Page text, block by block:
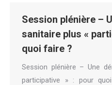
Session plénière –
sanitaire plus «
quoi faire ?
Session plénière – Une
participative » : pour